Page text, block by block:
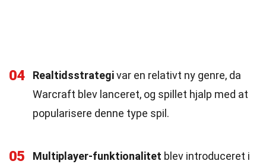
04 Realtidsstrategivar en relativt ny genre, da
Warcraft blev lanceret, og spillet hjalp med at
popularisere denne type spil.
05 Multiplayer-funktionalitet blev introduceret i